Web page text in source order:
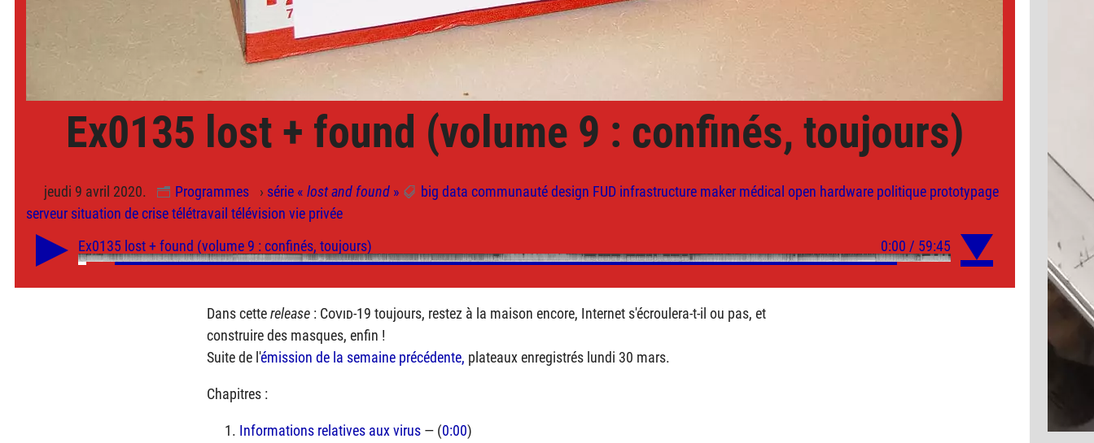
Ex0135 lost + found (volume 9 : confinés, toujours)
jeudi 9 avril 2020. Programmes › série «lost and found » big data communauté design FUD infrastructure maker médical open hardware politique prototypage
serveur situation de crise télétravail télévision vie privée
Dans cetterelease : Covid-19 toujours, restez à la maison encore, Internet s'écroulera-t-il ou pas, et
construire des masques, enfin !
Suite de l'émission de la semaine précédente, plateaux enregistrés lundi 30 mars.
Chapitres :
Informations relatives aux virus — (0:00)